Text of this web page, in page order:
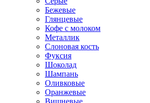
Бежевые
Глянцевые
Кофе с молоком
Металлик
Слоновая кость
Фуксия
Шоколад
Шампань
Оливковые
Оранжевые
Вишневые